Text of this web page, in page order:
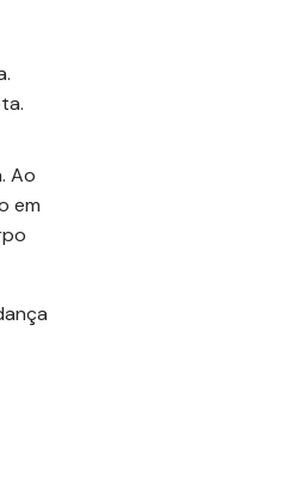
Ao
em